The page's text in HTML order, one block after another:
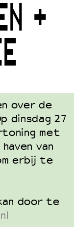
+
over de
dinsdag 27
met
van
erbij te
door te